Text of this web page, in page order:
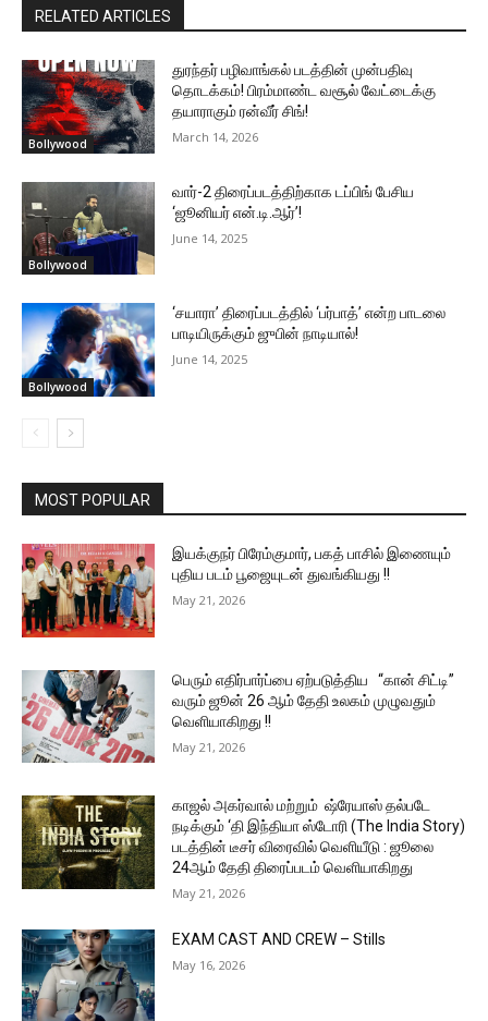
RELATED ARTICLES
Bollywood
துரந்தர் பழிவாங்கல் படத்தின் முன்பதிவு
தொடக்கம்! பிரம்மாண்ட வசூல் வேட்டைக்கு
தயாராகும் ரன்வீர் சிங்!
March 14, 2026
Bollywood
வார்-2 திரைப்படத்திற்காக டப்பிங் பேசிய
‘ஜூனியர் என்.டி.ஆர்’!
June 14, 2025
Bollywood
‘சயாரா’ திரைப்படத்தில் ‘பர்பாத்’ என்ற பாடலை
பாடியிருக்கும் ஜுபின் நாடியால்!
June 14, 2025
MOST POPULAR
இயக்குநர் பிரேம்குமார், பகத் பாசில் இணையும்
புதிய படம் பூஜையுடன் துவங்கியது !!
May 21, 2026
பெரும் எதிர்பார்ப்பை ஏற்படுத்திய “கான் சிட்டி”
வரும் ஜூன் 26 ஆம் தேதி உலகம் முழுவதும்
வெளியாகிறது !!
May 21, 2026
காஜல் அகர்வால் மற்றும் ஷ்ரேயாஸ் தல்படே
நடிக்கும் ‘தி இந்தியா ஸ்டோரி (The India Story)
படத்தின் டீசர் விரைவில் வெளியீடு : ஜூலை
24ஆம் தேதி திரைப்படம் வெளியாகிறது
May 21, 2026
EXAM CAST AND CREW – Stills
May 16, 2026